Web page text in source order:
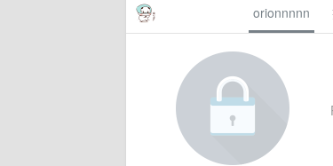
orionnnnn